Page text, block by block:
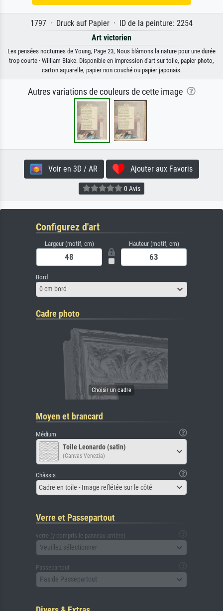
1797 · Druck auf Papier · ID de la peinture: 2254
Art victorien
Les pensées nocturnes de Young, Page 23, Nous blâmons la nature pour une durée
trop courte · William Blake. Disponible en impression d'art sur toile, papier photo,
carton aquarelle, papier non couché ou papier japonais.
Autres variations de couleurs de cette image
Voir en 3D / AR Ajouter aux Favoris
0 Avis
Configurez d'art
Largeur (motif, cm) Hauteur (motif, cm)
Bord
0 cm bord
Cadre photo
Moyen et brancard
Médium
Toile Leonardo (satin)
(Canvas Venezia)
Châssis
Cadre en toile - Image reflétée sur le côté
Verre et Passepartout
verre (y compris le panneau arrière)
Veuillez sélectionner
Passepartout
Pas de Passepartout